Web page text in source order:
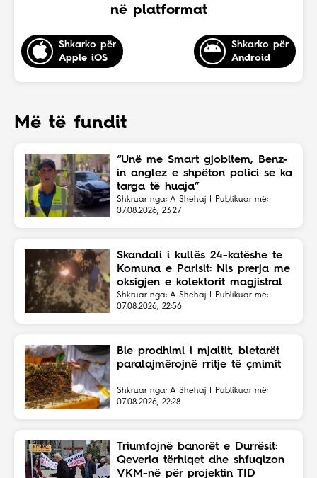
në platformat
Shkarko për
Apple iOS
Shkarko për
Android
Më të fundit
“Unë me Smart gjobitem, Benz-
in anglez e shpëton polici se ka
targa të huaja”
Shkruar nga: A Shehaj | Publikuar më:
07.08.2026, 23:27
Skandali i kullës 24-katëshe te
Komuna e Parisit: Nis prerja me
oksigjen e kolektorit magjistral
në fshehtësi
Shkruar nga: A Shehaj | Publikuar më:
07.08.2026, 22:56
Bie prodhimi i mjaltit, bletarët
paralajmërojnë rritje të çmimit
Shkruar nga: A Shehaj | Publikuar më:
07.08.2026, 22:28
Triumfojnë banorët e Durrësit:
Qeveria tërhiqet dhe shfuqizon
VKM-në për projektin TID